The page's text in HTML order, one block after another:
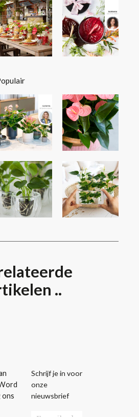
..
ons
Schrijf je in voor
onze
nieuwsbrief